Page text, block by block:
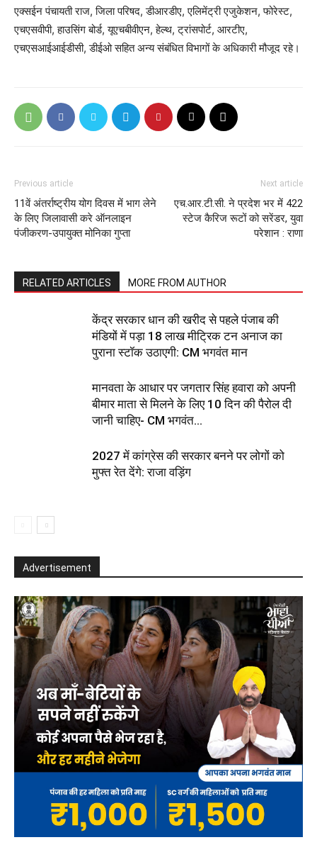
एक्सईन पंचायती राज, जिला परिषद, डीआरडीए, एलिमेंट्री एजुकेशन, फोरेस्ट,
एचएसवीपी, हाउसिंग बोर्ड, यूएचबीवीएन, हेल्थ, ट्रांसपोर्ट, आरटीए,
एचएसआईआईडीसी, डीईओ सहित अन्य संबंधित विभागों के अधिकारी मौजूद रहे।
Previous article
11वें अंतर्राष्ट्रीय योग दिवस में भाग लेने
के लिए जिलावासी करे ऑनलाइन
पंजीकरण-उपायुक्त मोनिका गुप्ता
Next article
एच.आर.टी.सी. ने प्रदेश भर में 422
स्टेज कैरिज रूटों को सरेंडर, युवा
परेशान : राणा
RELATED ARTICLES MORE FROM AUTHOR
केंद्र सरकार धान की खरीद से पहले पंजाब की
मंडियों में पड़ा 18 लाख मीट्रिक टन अनाज का
पुराना स्टॉक उठाएगी: CM भगवंत मान
मानवता के आधार पर जगतार सिंह हवारा को अपनी
बीमार माता से मिलने के लिए 10 दिन की पैरोल दी
जानी चाहिए- CM भगवंत...
2027 में कांग्रेस की सरकार बनने पर लोगों को
मुफ्त रेत देंगे: राजा वड़िंग
Advertisement